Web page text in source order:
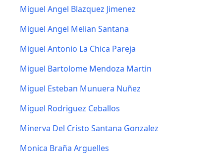
Miguel Angel Blazquez Jimenez
Miguel Angel Melian Santana
Miguel Antonio La Chica Pareja
Miguel Bartolome Mendoza Martin
Miguel Esteban Munuera Nuñez
Miguel Rodriguez Ceballos
Minerva Del Cristo Santana Gonzalez
Monica Braña Arguelles